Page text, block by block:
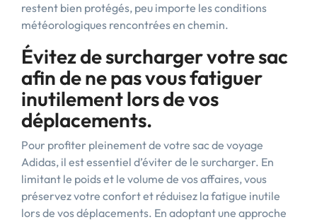
restent bien protégés, peu importe les conditions
météorologiques rencontrées en chemin.
Évitez de surcharger votre sac
afin de ne pas vous fatiguer
inutilement lors de vos
déplacements.
Pour profiter pleinement de votre sac de voyage
Adidas, il est essentiel d’éviter de le surcharger. En
limitant le poids et le volume de vos affaires, vous
préservez votre confort et réduisez la fatigue inutile
lors de vos déplacements. En adoptant une approche